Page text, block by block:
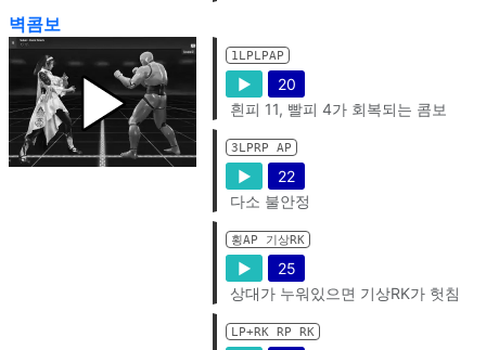
벽콤보
1LPLPAP
▶
20
흰피 11, 빨피 4가 회복되는 콤보
3LPRP AP
▶
22
다소 불안정
횡AP 기상RK
▶
25
상대가 누워있으면 기상RK가 헛침
LP+RK RP RK